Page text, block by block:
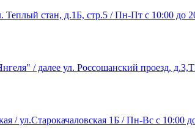
стан, д.1Б, стр.5 / Пн-Пт с 10:00 до
/ далее ул. Россошанский проезд,
/ ул.Старокачаловская 1Б / Пн-Вс с 10:00